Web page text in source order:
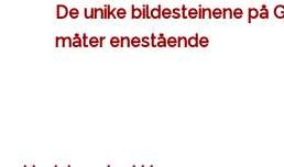
De unike bildesteinene på
måter enestående